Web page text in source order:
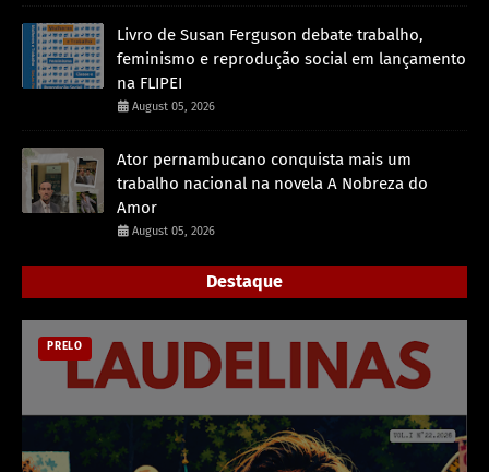
Livro de Susan Ferguson debate trabalho,
feminismo e reprodução social em lançamento
na FLIPEI
August 05, 2026
Ator pernambucano conquista mais um
trabalho nacional na novela A Nobreza do
Amor
August 05, 2026
Destaque
PRELO